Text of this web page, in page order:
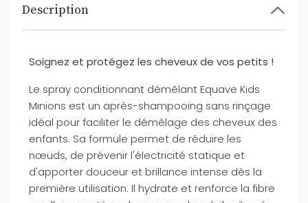
Description
Soignez et protégez les cheveux de vos petits !
Le spray conditionnant démêlant Equave Kids
Minions est un après-shampooing sans rinçage
idéal pour faciliter le démêlage des cheveux des
enfants. Sa formule permet de réduire les
nœuds, de prévenir l'électricité statique et
d'apporter douceur et brillance intense dès la
première utilisation. Il hydrate et renforce la fibre